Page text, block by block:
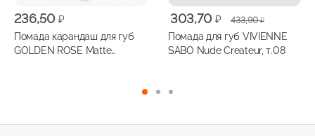
236,50 ₽
Помада карандаш для губ
GOLDEN ROSE Matte
433,90₽
Первоначальная
цена
составляла
303,70 ₽
Текущая
цена:
303,70 ₽.
Помада для губ VIVIENNE
SABO Nude Createur, т.08